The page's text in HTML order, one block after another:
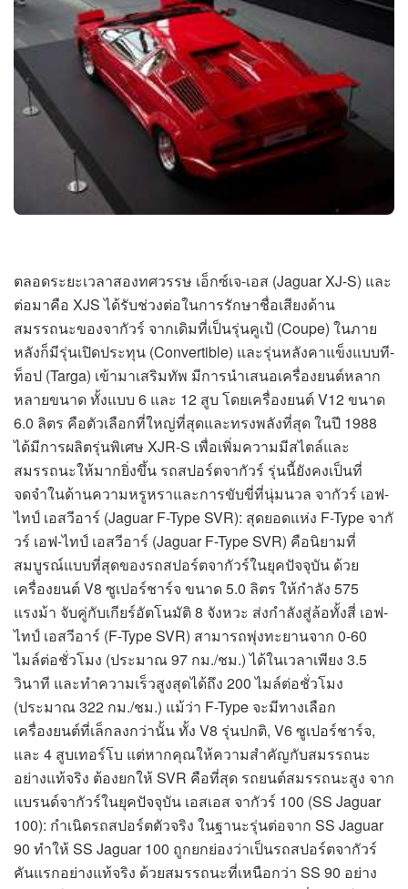
ตลอดระยะเวลาสองทศวรรษ เอ็กซ์เจ-เอส (Jaguar XJ-S) และ
ต่อมาคือ XJS ได้รับช่วงต่อในการรักษาชื่อเสียงด้าน
สมรรถนะของจากัวร์ จากเดิมที่เป็นรุ่นคูเป้ (Coupe) ในภาย
หลังก็มีรุ่นเปิดประทุน (Convertible) และรุ่นหลังคาแข็งแบบที-
ท็อป (Targa) เข้ามาเสริมทัพ มีการนำเสนอเครื่องยนต์หลาก
หลายขนาด ทั้งแบบ 6 และ 12 สูบ โดยเครื่องยนต์ V12 ขนาด
6.0 ลิตร คือตัวเลือกที่ใหญ่ที่สุดและทรงพลังที่สุด ในปี 1988
ได้มีการผลิตรุ่นพิเศษ XJR-S เพื่อเพิ่มความมีสไตล์และ
สมรรถนะให้มากยิ่งขึ้น รถสปอร์ตจากัวร์ รุ่นนี้ยังคงเป็นที่
จดจำในด้านความหรูหราและการขับขี่ที่นุ่มนวล จากัวร์ เอฟ-
ไทป์ เอสวีอาร์ (Jaguar F-Type SVR): สุดยอดแห่ง F-Type จากั
วร์ เอฟ-ไทป์ เอสวีอาร์ (Jaguar F-Type SVR) คือนิยามที่
สมบูรณ์แบบที่สุดของรถสปอร์ตจากัวร์ในยุคปัจจุบัน ด้วย
เครื่องยนต์ V8 ซูเปอร์ชาร์จ ขนาด 5.0 ลิตร ให้กำลัง 575
แรงม้า จับคู่กับเกียร์อัตโนมัติ 8 จังหวะ ส่งกำลังสู่ล้อทั้งสี่ เอฟ-
ไทป์ เอสวีอาร์ (F-Type SVR) สามารถพุ่งทะยานจาก 0-60
ไมล์ต่อชั่วโมง (ประมาณ 97 กม./ชม.) ได้ในเวลาเพียง 3.5
วินาที และทำความเร็วสูงสุดได้ถึง 200 ไมล์ต่อชั่วโมง
(ประมาณ 322 กม./ชม.) แม้ว่า F-Type จะมีทางเลือก
เครื่องยนต์ที่เล็กลงกว่านั้น ทั้ง V8 รุ่นปกติ, V6 ซูเปอร์ชาร์จ,
และ 4 สูบเทอร์โบ แต่หากคุณให้ความสำคัญกับสมรรถนะ
อย่างแท้จริง ต้องยกให้ SVR คือที่สุด รถยนต์สมรรถนะสูง จาก
แบรนด์จากัวร์ในยุคปัจจุบัน เอสเอส จากัวร์ 100 (SS Jaguar
100): กำเนิดรถสปอร์ตตัวจริง ในฐานะรุ่นต่อจาก SS Jaguar
90 ทำให้ SS Jaguar 100 ถูกยกย่องว่าเป็นรถสปอร์ตจากัวร์
คันแรกอย่างแท้จริง ด้วยสมรรถนะที่เหนือกว่า SS 90 อย่าง